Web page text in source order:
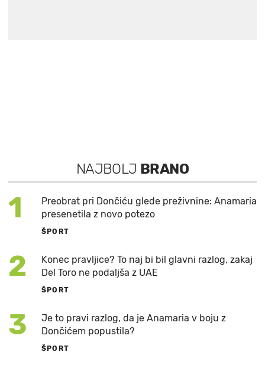
NAJBOLJ BRANO
1
Preobrat pri Dončiću glede preživnine: Anamaria
presenetila z novo potezo
ŠPORT
2
Konec pravljice? To naj bi bil glavni razlog, zakaj
Del Toro ne podaljša z UAE
ŠPORT
3
Je to pravi razlog, da je Anamaria v boju z
Dončićem popustila?
ŠPORT